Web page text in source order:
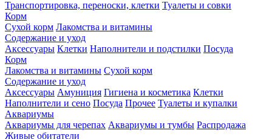
Транспортировка, переноски, клетки Туалеты и совки
Корм
Сухой корм Лакомства и витамины
Содержание и уход
Аксессуары Клетки Наполнители и подстилки Посуда
Корм
Лакомства и витамины Сухой корм
Содержание и уход
Аксессуары Амуниция Гигиена и косметика Клетки
Наполнители и сено Посуда Прочее Туалеты и купалки
Аквариумы
Аквариумы для черепах Аквариумы и тумбы Распродажа
Живые обитатели